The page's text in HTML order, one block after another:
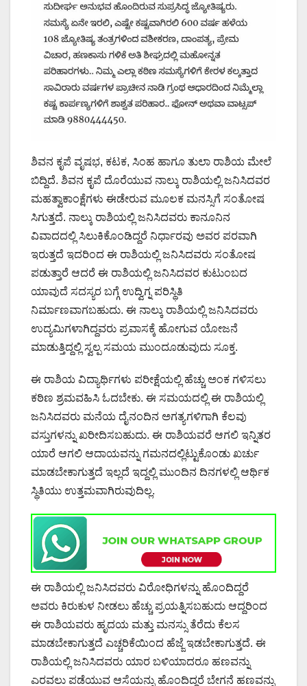
ಶಿವನ ಕೃಪೆ ವೃಷಭ, ಕಟಕ, ಸಿಂಹ ಹಾಗೂ ತುಲಾ ರಾಶಿಯ ಮೇಲೆ
ಬಿದ್ದಿದೆ. ಶಿವನ ಕೃಪೆ ದೊರೆಯುವ ನಾಲ್ಕು ರಾಶಿಯಲ್ಲಿ ಜನಿಸಿದವರ
ಮಹತ್ವಾಕಾಂಕ್ಷೆಗಳು ಈಡೇರುವ ಮೂಲಕ ಮನಸ್ಸಿಗೆ ಸಂತೋಷ
ಸಿಗುತ್ತದೆ. ನಾಲ್ಕು ರಾಶಿಯಲ್ಲಿ ಜನಿಸಿದವರು ಕಾನೂನಿನ
ವಿವಾದದಲ್ಲಿ ಸಿಲುಕಿಕೊಂಡಿದ್ದರೆ ನಿರ್ಧಾರವು ಅವರ ಪರವಾಗಿ
ಇರುತ್ತದೆ ಇದರಿಂದ ಈ ರಾಶಿಯಲ್ಲಿ ಜನಿಸಿದವರು ಸಂತೋಷ
ಪಡುತ್ತಾರೆ ಆದರೆ ಈ ರಾಶಿಯಲ್ಲಿ ಜನಿಸಿದವರ ಕುಟುಂಬದ
ಯಾವುದೆ ಸದಸ್ಯರ ಬಗ್ಗೆ ಉದ್ವಿಗ್ನ ಪರಿಸ್ಥಿತಿ
ನಿರ್ಮಾಣವಾಗಬಹುದು. ಈ ನಾಲ್ಕು ರಾಶಿಯಲ್ಲಿ ಜನಿಸಿದವರು
ಉದ್ಯಮಿಗಳಾಗಿದ್ದವರು ಪ್ರವಾಸಕ್ಕೆ ಹೋಗುವ ಯೋಜನೆ
ಮಾಡುತ್ತಿದ್ದಲ್ಲಿ ಸ್ವಲ್ಪ ಸಮಯ ಮುಂದೂಡುವುದು ಸೂಕ್ತ.
ಈ ರಾಶಿಯ ವಿದ್ಯಾರ್ಥಿಗಳು ಪರೀಕ್ಷೆಯಲ್ಲಿ ಹೆಚ್ಚು ಅಂಕ ಗಳಿಸಲು
ಕಠಿಣ ಶ್ರಮವಹಿಸಿ ಓದಬೇಕು. ಈ ಸಮಯದಲ್ಲಿ ಈ ರಾಶಿಯಲ್ಲಿ
ಜನಿಸಿದವರು ಮನೆಯ ದೈನಂದಿನ ಅಗತ್ಯಗಳಿಗಾಗಿ ಕೆಲವು
ವಸ್ತುಗಳನ್ನು ಖರೀದಿಸಬಹುದು. ಈ ರಾಶಿಯವರೆ ಆಗಲಿ ಇನ್ನಿತರ
ಯಾರೆ ಆಗಲಿ ಆದಾಯವನ್ನು ಗಮನದಲ್ಲಿಟ್ಟುಕೊಂಡು ಖರ್ಚು
ಮಾಡಬೇಕಾಗುತ್ತದೆ ಇಲ್ಲದೆ ಇದ್ದಲ್ಲಿ ಮುಂದಿನ ದಿನಗಳಲ್ಲಿ ಆರ್ಥಿಕ
ಸ್ಥಿತಿಯು ಉತ್ತಮವಾಗಿರುವುದಿಲ್ಲ.
ಈ ರಾಶಿಯಲ್ಲಿ ಜನಿಸಿದವರು ವಿರೋಧಿಗಳನ್ನು ಹೊಂದಿದ್ದರೆ
ಅವರು ಕಿರುಕುಳ ನೀಡಲು ಹೆಚ್ಚು ಪ್ರಯತ್ನಿಸಬಹುದು ಆದ್ದರಿಂದ
ಈ ರಾಶಿಯವರು ಹೃದಯ ಮತ್ತು ಮನಸ್ಸು ತೆರೆದು ಕೆಲಸ
ಮಾಡಬೇಕಾಗುತ್ತದೆ ಎಚ್ಚರಿಕೆಯಿಂದ ಹೆಜ್ಜೆ ಇಡಬೇಕಾಗುತ್ತದೆ. ಈ
ರಾಶಿಯಲ್ಲಿ ಜನಿಸಿದವರು ಯಾರ ಬಳಿಯಾದರೂ ಹಣವನ್ನು
ಎರವಲು ಪಡೆಯುವ ಆಸೆಯನ್ನು ಹೊಂದಿದ್ದರೆ ಬೇಗನೆ ಹಣವನ್ನು